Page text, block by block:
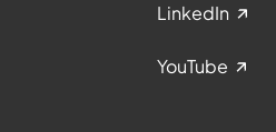
LinkedIn
YouTube